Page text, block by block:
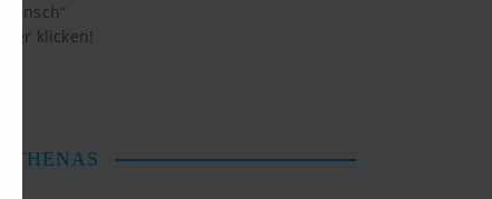
Mensch“
Hier klicken!
ATHENAS